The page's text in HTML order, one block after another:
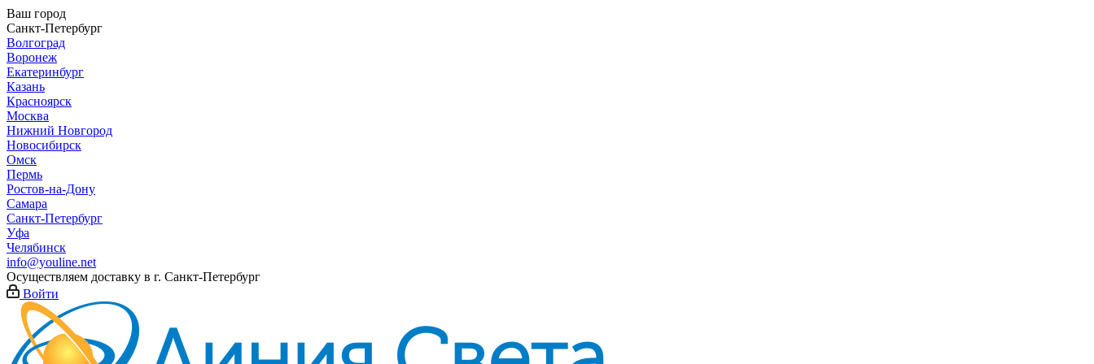
Ваш город
Санкт-Петербург
Волгоград
Воронеж
Екатеринбург
Казань
Красноярск
Москва
Нижний Новгород
Новосибирск
Омск
Пермь
Ростов-на-Дону
Самара
Санкт-Петербург
Уфа
Челябинск
info@youline.net
Осуществляем доставку в г. Санкт-Петербург
Войти